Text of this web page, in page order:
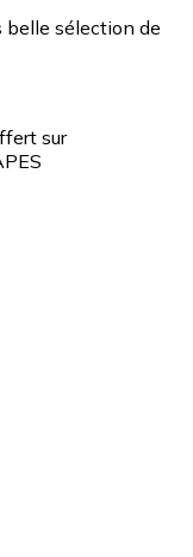
belle sélection de
sur